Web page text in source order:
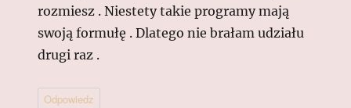
rozmiesz . Niestety takie programy mają
swoją formułę . Dlatego nie brałam udziału
drugi raz .
Odpowiedz